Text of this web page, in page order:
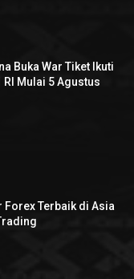
Buka War Tiket Ikuti
RI Mulai 5 Agustus
Forex Terbaik di Asia